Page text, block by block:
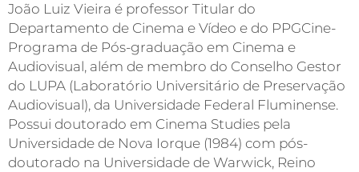
João Luiz Vieira é professor Titular do
Departamento de Cinema e Vídeo e do PPGCine-
Programa de Pós-graduação em Cinema e
Audiovisual, além de membro do Conselho Gestor
do LUPA (Laboratório Universitário de Preservação
Audiovisual), da Universidade Federal Fluminense.
Possui doutorado em Cinema Studies pela
Universidade de Nova Iorque (1984) com pós-
doutorado na Universidade de Warwick, Reino